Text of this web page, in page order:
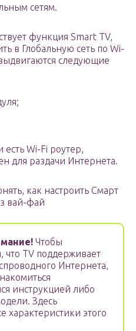
сетям.
функция Smart TV,
в Глобальную сеть по Wi-
следующие
Wi-Fi роутер,
для раздачи Интернета.
как настроить Смарт
вай-фай
Чтобы
что TV поддерживает
Интернета,
инструкцией либо
Здесь
характеристики этого